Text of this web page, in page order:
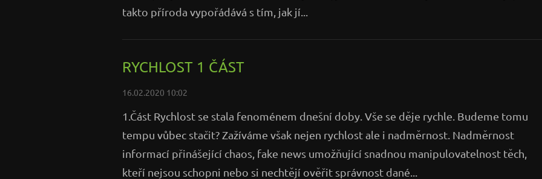
takto příroda vypořádává s tím, jak jí...
RYCHLOST 1 ČÁST
16.02.2020 10:02
1.Část Rychlost se stala fenoménem dnešní doby. Vše se děje rychle. Budeme tomu
tempu vůbec stačit? Zažíváme však nejen rychlost ale i nadměrnost. Nadměrnost
informací přinášející chaos, fake news umožňující snadnou manipulovatelnost těch,
kteří nejsou schopni nebo si nechtějí ověřit správnost dané...